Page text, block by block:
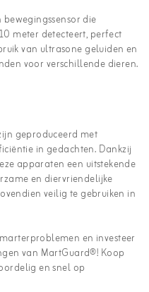
die
meter detecteert, perfect
van ultrasone geluiden en
voor verschillende dieren.
geproduceerd met
in gedachten. Dankzij
apparaten een uitstekende
en diervriendelijke
veilig te gebruiken in
en investeer
van MartGuard®! Koop
en snel op